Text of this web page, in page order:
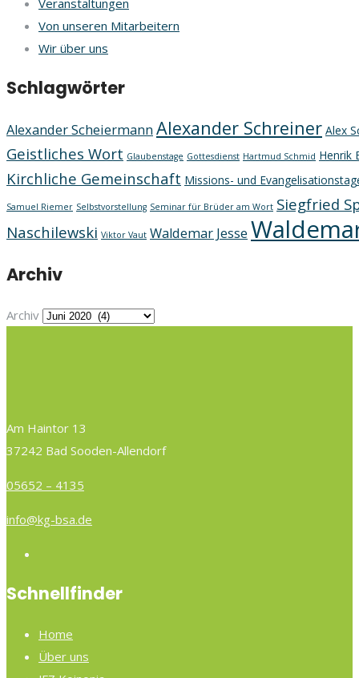
Veranstaltungen
Von unseren Mitarbeitern
Wir über uns
Schlagwörter
Alexander ScheiermannAlexander Schreiner Alex
Geistliches Wort Glaubenstage Gottesdienst Hartmud Schmid Henrik
Kirchliche Gemeinschaft Missions- und
Samuel Riemer Selbstvorstellung Seminar für Brüder am Wort Siegfried
Naschilewski Viktor Vaut Waldemar Jesse
Archiv
Archiv
Am Haintor 13
37242 Bad Sooden-Allendorf
05652 – 4135
info@kg-bsa.de
Schnellfinder
Home
Über uns